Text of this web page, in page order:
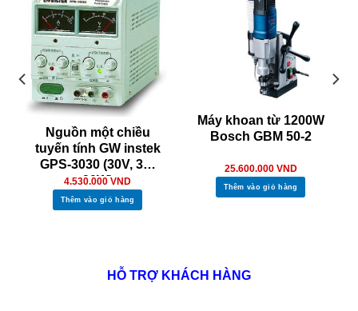
Nguồn một chiều
tuyến tính GW instek
GPS-3030 (30V, 3A,
90W)
4.530.000 VND
Thêm vào giỏ hàng
Máy khoan từ 1200W
Bosch GBM 50-2
25.600.000 VND
Thêm vào giỏ hàng
HỖ TRỢ KHÁCH HÀNG